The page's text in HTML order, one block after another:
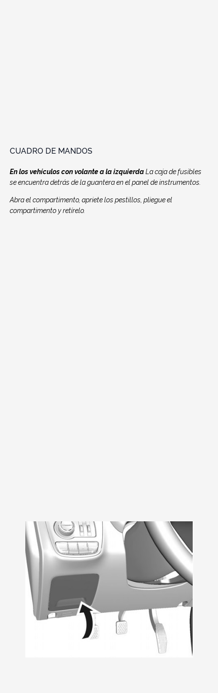
CUADRO DE MANDOS
En los vehículos con volante a la izquierdaLa caja de fusibles
se encuentra detrás de la guantera en el panel de instrumentos.
Abra el compartimento, apriete los pestillos, pliegue el
compartimento y retírelo.